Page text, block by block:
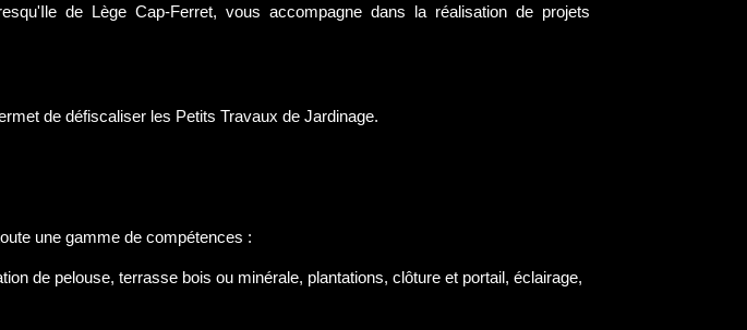
de Lège Cap-Ferret, vous accompagne dans la réalisation de projets
de défiscaliser les Petits Travaux de Jardinage.
une gamme de compétences :
de pelouse, terrasse bois ou minérale, plantations, clôture et portail, éclairage,